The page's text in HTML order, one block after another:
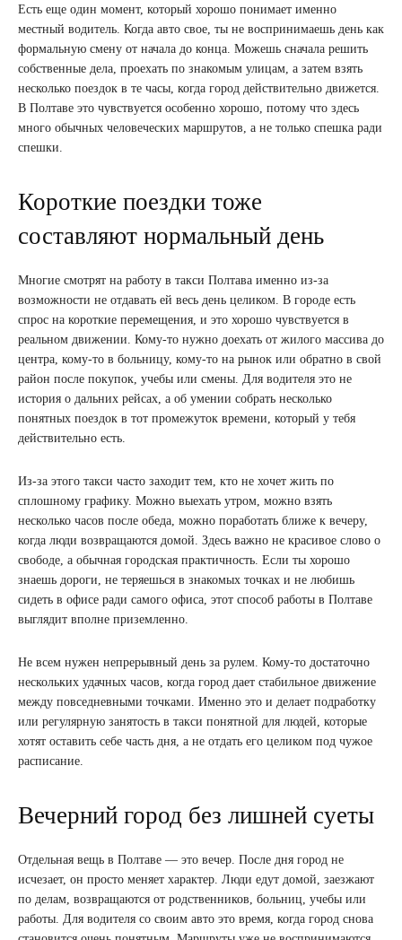
Есть еще один момент, который хорошо понимает именно
местный водитель. Когда авто свое, ты не воспринимаешь день как
формальную смену от начала до конца. Можешь сначала решить
собственные дела, проехать по знакомым улицам, а затем взять
несколько поездок в те часы, когда город действительно движется.
В Полтаве это чувствуется особенно хорошо, потому что здесь
много обычных человеческих маршрутов, а не только спешка ради
спешки.
Короткие поездки тоже
составляют нормальный день
Многие смотрят на работу в такси Полтава именно из-за
возможности не отдавать ей весь день целиком. В городе есть
спрос на короткие перемещения, и это хорошо чувствуется в
реальном движении. Кому-то нужно доехать от жилого массива до
центра, кому-то в больницу, кому-то на рынок или обратно в свой
район после покупок, учебы или смены. Для водителя это не
история о дальних рейсах, а об умении собрать несколько
понятных поездок в тот промежуток времени, который у тебя
действительно есть.
Из-за этого такси часто заходит тем, кто не хочет жить по
сплошному графику. Можно выехать утром, можно взять
несколько часов после обеда, можно поработать ближе к вечеру,
когда люди возвращаются домой. Здесь важно не красивое слово о
свободе, а обычная городская практичность. Если ты хорошо
знаешь дороги, не теряешься в знакомых точках и не любишь
сидеть в офисе ради самого офиса, этот способ работы в Полтаве
выглядит вполне приземленно.
Не всем нужен непрерывный день за рулем. Кому-то достаточно
нескольких удачных часов, когда город дает стабильное движение
между повседневными точками. Именно это и делает подработку
или регулярную занятость в такси понятной для людей, которые
хотят оставить себе часть дня, а не отдать его целиком под чужое
расписание.
Вечерний город без лишней суеты
Отдельная вещь в Полтаве — это вечер. После дня город не
исчезает, он просто меняет характер. Люди едут домой, заезжают
по делам, возвращаются от родственников, больниц, учебы или
работы. Для водителя со своим авто это время, когда город снова